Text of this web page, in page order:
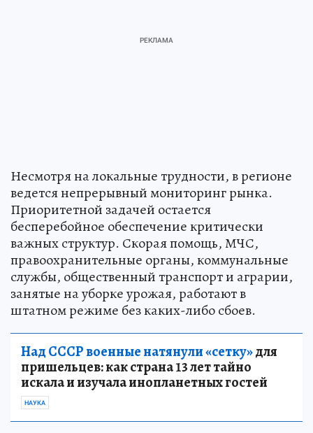
Несмотря на локальные трудности, в регионе
ведется непрерывный мониторинг рынка.
Приоритетной задачей остается
бесперебойное обеспечение критически
важных структур. Скорая помощь, МЧС,
правоохранительные органы, коммунальные
службы, общественный транспорт и аграрии,
занятые на уборке урожая, работают в
штатном режиме без каких-либо сбоев.
Над СССР военные натянули «сетку»для
пришельцев: как страна 13 лет тайно
искала и изучала инопланетных гостей
НАУКА